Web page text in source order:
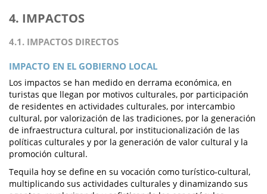
4. IMPACTOS
4.1. IMPACTOS DIRECTOS
IMPACTO EN EL GOBIERNO LOCAL
Los impactos se han medido en derrama económica, en
turistas que llegan por motivos culturales, por participación
de residentes en actividades culturales, por intercambio
cultural, por valorización de las tradiciones, por la generación
de infraestructura cultural, por institucionalización de las
políticas culturales y por la generación de valor cultural y la
promoción cultural.
Tequila hoy se define en su vocación como turístico-cultural,
multiplicando sus actividades culturales y dinamizando sus